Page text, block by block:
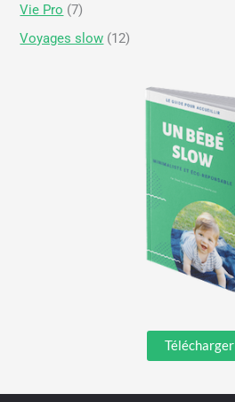
Vie Pro (7)
Voyages slow (12)
Télécharger